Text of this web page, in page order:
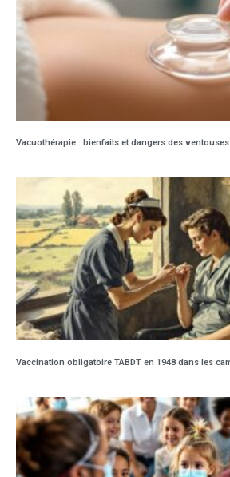
Vacuothérapie : bienfaits et dangers des
Vaccination obligatoire TABDT en 1948 dans les